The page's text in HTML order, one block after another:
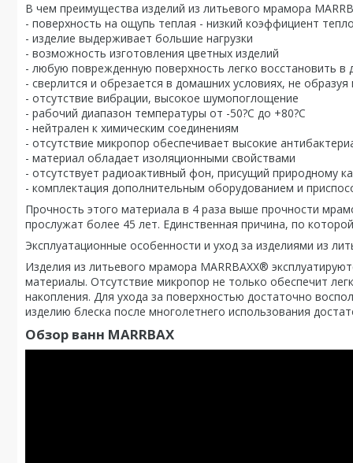
В чем преимущества изделий из литьевого мрамора
- поверхность на ощупь теплая - низкий коэффициент
- изделие выдерживает большие нагрузки
- возможность изготовления цветных изделий
- любую поврежденную поверхность легко восстановить в
- сверлится и обрезается в домашних условиях, не
- отсутствие вибрации, высокое шумопоглощение
- рабочий диапазон температуры от -50?С до +80?С
- нейтрален к химическим соединениям
- отсутствие микропор обеспечивает высокие
- материал обладает изоляционными свойствами
- отсутствует радиоактивный фон, присущий природному
- комплектация дополнительным оборудованием и
Прочность этого материала в 4 раза выше прочности
прослужат более 45 лет. Единственная причина, по
Эксплуатационные особенности и уход за изделиями из
Изделия из литьевого мрамора MARRBAXX®
материалы. Отсутствие микропор не только обеспечит
накопления. Для ухода за поверхностью достаточно
изделию блеска после многолетнего использования
Обзор ванн MARRBAX